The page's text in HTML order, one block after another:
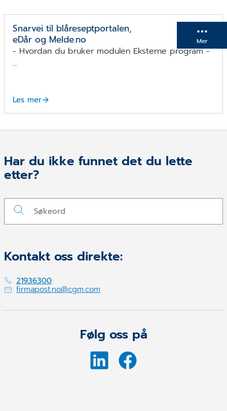
Mer
Snarvei til blåreseptportalen,
eDår og Melde.no
- Hvordan du bruker modulen Eksterne program -
...
Les mer
Har du ikke funnet det du lette
etter?
Kontakt oss direkte:
21936300
firmapost.no@cgm.com
Følg oss på